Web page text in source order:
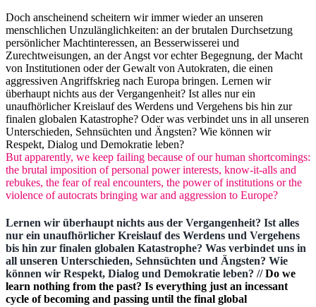
Doch anscheinend scheitern wir immer wieder an unseren
menschlichen Unzulänglichkeiten: an der brutalen Durchsetzung
persönlicher Machtinteressen, an Besserwisserei und
Zurechtweisungen, an der Angst vor echter Begegnung, der Macht
von Institutionen oder der Gewalt von Autokraten, die einen
aggressiven Angriffskrieg nach Europa bringen. Lernen wir
überhaupt nichts aus der Vergangenheit? Ist alles nur ein
unaufhörlicher Kreislauf des Werdens und Vergehens bis hin zur
finalen globalen Katastrophe? Oder was verbindet uns in all unseren
Unterschieden, Sehnsüchten und Ängsten? Wie können wir
Respekt, Dialog und Demokratie leben?
But apparently, we keep failing because of our human shortcomings:
the brutal imposition of personal power interests, know-it-alls and
rebukes, the fear of real encounters, the power of institutions or the
violence of autocrats bringing war and aggression to Europe?
Lernen wir überhaupt nichts aus der Vergangenheit? Ist alles
nur ein unaufhörlicher Kreislauf des Werdens und Vergehens
bis hin zur finalen globalen Katastrophe? Was verbindet uns in
all unseren Unterschieden, Sehnsüchten und Ängsten? Wie
können wir Respekt, Dialog und Demokratie leben? //Do we
learn nothing from the past? Is everything just an incessant
cycle of becoming and passing until the final global